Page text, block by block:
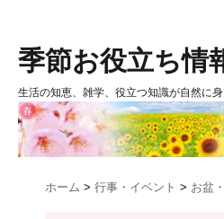
季節お役立ち情
生活の知恵、雑学、役立つ知識が自然に
ホーム > 行事・イベント > お盆